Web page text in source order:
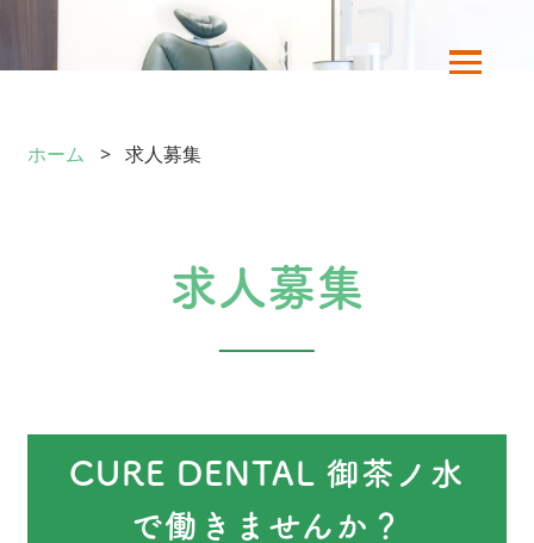
ホーム 求人募集
求人募集
CURE DENTAL 御茶ノ水
で働きませんか？